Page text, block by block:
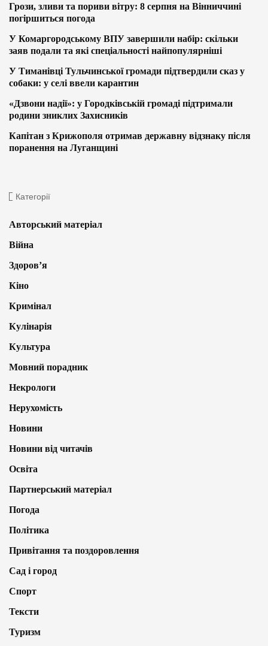
Грози, зливи та пориви вітру: 8 серпня на Вінниччині
погіршиться погода
У Комаргородському ВПУ завершили набір: скільки
заяв подали та які спеціальності найпопулярніші
У Тиманівці Тульчинської громади підтвердили сказ у
собаки: у селі ввели карантин
«Дзвони надії»: у Городківській громаді підтримали
родини зниклих Захисників
Капітан з Крижополя отримав державну відзнаку після
поранення на Луганщині
Категорії
Авторський матеріал
Війна
Здоров’я
Кіно
Кримінал
Кулінарія
Культура
Мовний порадник
Некрологи
Нерухомість
Новини
Новини від читачів
Освіта
Партнерський матеріал
Погода
Політика
Привітання та поздоровлення
Сад і город
Спорт
Тексти
Туризм